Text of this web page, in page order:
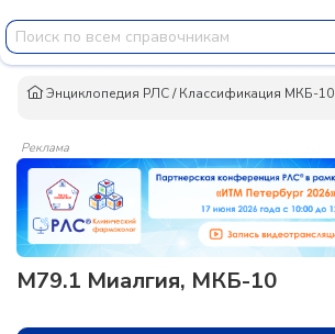
Энциклопедия РЛС/Классификация МКБ-10
Реклама
M79.1 Миалгия, МКБ-10